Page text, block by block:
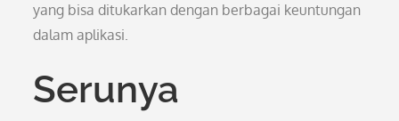
yang bisa ditukarkan dengan berbagai keuntungan
dalam aplikasi.
Serunya